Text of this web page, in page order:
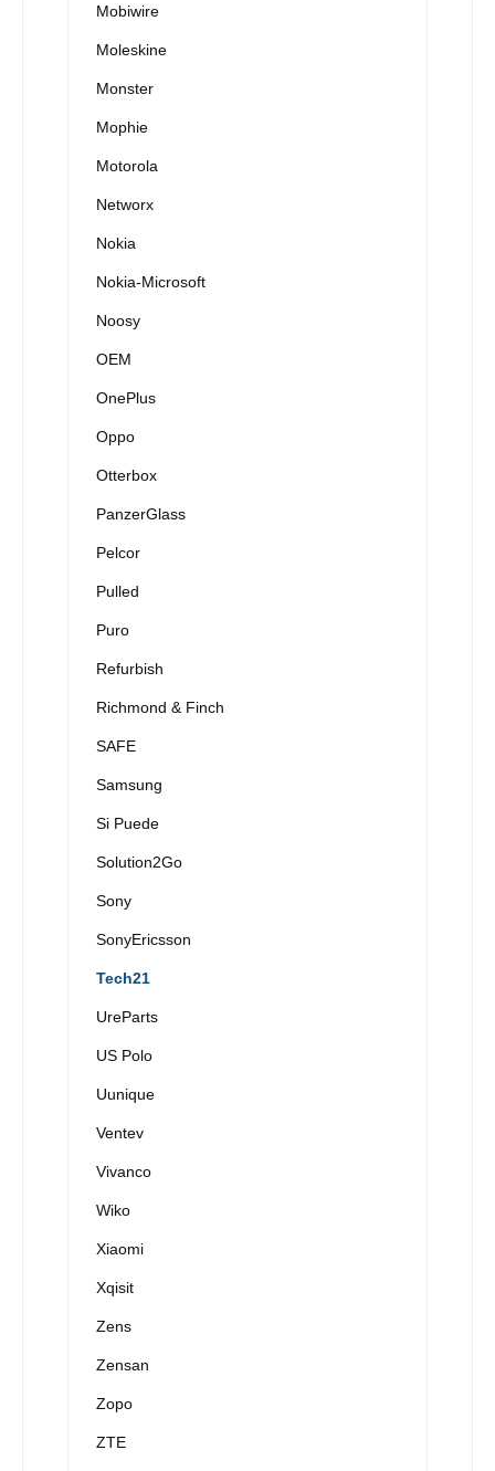
Mobiwire
Moleskine
Monster
Mophie
Motorola
Networx
Nokia
Nokia-Microsoft
Noosy
OEM
OnePlus
Oppo
Otterbox
PanzerGlass
Pelcor
Pulled
Puro
Refurbish
Richmond & Finch
SAFE
Samsung
Si Puede
Solution2Go
Sony
SonyEricsson
Tech21
UreParts
US Polo
Uunique
Ventev
Vivanco
Wiko
Xiaomi
Xqisit
Zens
Zensan
Zopo
ZTE